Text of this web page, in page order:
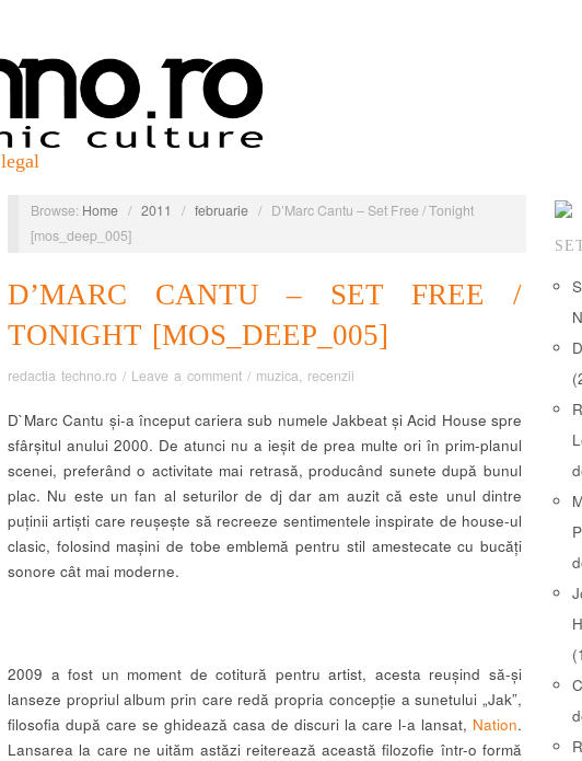
legal
Browse: Home / 2011 / februarie / D’Marc Cantu – Set Free / Tonight
[mos_deep_005]
D’MARC CANTU – SET FREE /
TONIGHT [MOS_DEEP_005]
redactia techno.ro / Leave a comment / muzica, recenzii
D`Marc Cantu și-a început cariera sub numele Jakbeat și Acid House spre
sfârșitul anului 2000. De atunci nu a ieșit de prea multe ori în prim-planul
scenei, preferând o activitate mai retrasă, producând sunete după bunul
plac. Nu este un fan al seturilor de dj dar am auzit că este unul dintre
puținii artiști care reușește să recreeze sentimentele inspirate de house-ul
clasic, folosind mașini de tobe emblemă pentru stil amestecate cu bucăți
sonore cât mai moderne.
2009 a fost un moment de cotitură pentru artist, acesta reușind să-și
lanseze propriul album prin care redă propria concepție a sunetului „Jak”,
filosofia după care se ghidează casa de discuri la care l-a lansat, Nation.
Lansarea la care ne uităm astăzi reiterează această filozofie într-o formă